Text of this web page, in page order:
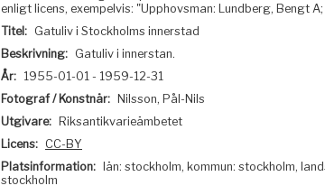
enligt licens, exempelvis: "Upphovsman: Lundberg, Bengt
Titel: Gatuliv i Stockholms innerstad
Beskrivning: Gatuliv i innerstan.
År: 1955-01-01 - 1959-12-31
Fotograf / Konstnär:
Nilsson, Pål-Nils
Utgivare:
Riksantikvarieämbetet
Licens: CC-BY
Platsinformation:
län: stockholm, kommun: stockholm,
stockholm